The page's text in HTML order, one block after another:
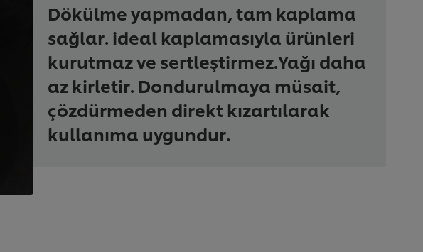
Dökülme yapmadan, tam kaplama
sağlar. ideal kaplamasıyla ürünleri
kurutmaz ve sertleştirmez.Yağı daha
az kirletir. Dondurulmaya müsait,
çözdürmeden direkt kızartılarak
kullanıma uygundur.